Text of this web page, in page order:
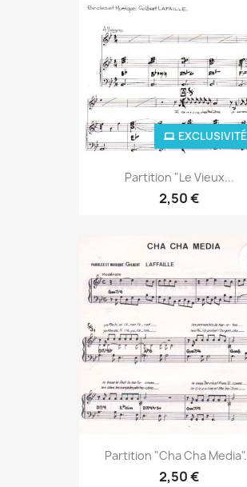
Partition "Le Vieux...
2,50 €
Partition "Cha Cha
2,50 €